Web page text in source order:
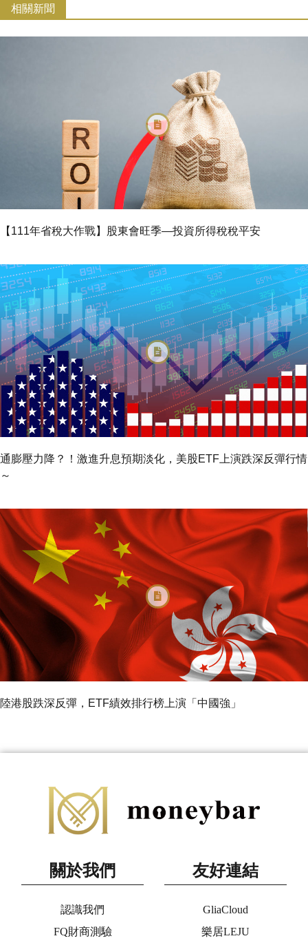
相關新聞
【111年省稅大作戰】股東會旺季—投資所得稅稅平安
通膨壓力降？！激進升息預期淡化，美股ETF上演跌深反彈行情
～
陸港股跌深反彈，ETF績效排行榜上演「中國強」
關於我們
認識我們
FQ財商測驗
友好連結
GliaCloud
樂居LEJU